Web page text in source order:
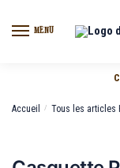
MENU
Accueil / Tous les articles